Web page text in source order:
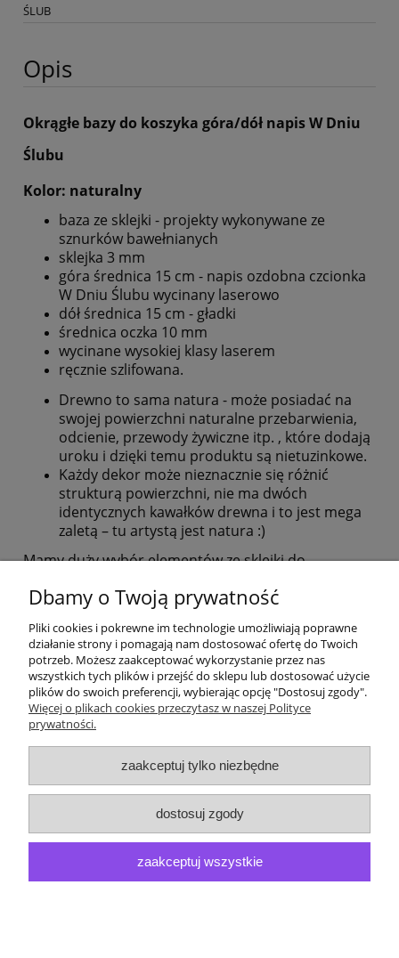
ŚLUB
Opis
Okrągłe bazy do koszyka góra/dół napis W Dniu
Ślubu
Kolor: naturalny
baza ze sklejki - projekty wykonywane ze
sznurków bawełnianych
sklejka 3 mm
góra średnica 15 cm - napis ozdobna czcionka
W Dniu Ślubu wycinany laserowo
dół średnica 15 cm - gładki
średnica oczka 10 mm
wycinane wysokiej klasy laserem
ręcznie szlifowana.
Drewno to sama natura - może posiadać na
swojej powierzchni naturalne przebarwienia,
odcienie, przewody żywiczne itp. , które dodają
uroku i dzięki temu produktu są nietuzinkowe.
Każdy dekor może nieznacznie się różnić
strukturą powierzchni, nie ma dwóch
identycznych kawałków drewna i to jest mega
zaletą – tu artystą jest natura :)
Mamy duży wybór elementów ze sklejki do
aukcje :)
Pomoc
Moje konto
Płatności i dostawa
Dbamy o Twoją prywatność
Pliki cookies i pokrewne im technologie umożliwiają poprawne
działanie strony i pomagają nam dostosować ofertę do Twoich
potrzeb. Możesz zaakceptować wykorzystanie przez nas
wszystkich tych plików i przejść do sklepu lub dostosować użycie
plików do swoich preferencji, wybierając opcję "Dostosuj zgody".
Więcej o plikach cookies przeczytasz w naszej Polityce
prywatności.
zaakceptuj tylko niezbędne
dostosuj zgody
zaakceptuj wszystkie